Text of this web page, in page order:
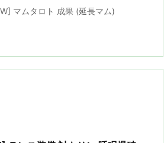
マムタロト 成果 (延長マム)